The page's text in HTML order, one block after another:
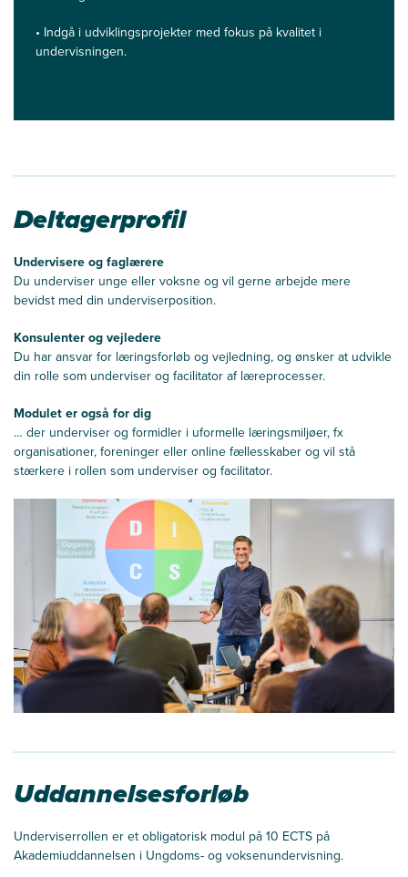
• Indgå i udviklingsprojekter med fokus på kvalitet i
undervisningen.
Deltagerprofil
Undervisere og faglærere
Du underviser unge eller voksne og vil gerne arbejde mere
bevidst med din underviserposition.
Konsulenter og vejledere
Du har ansvar for læringsforløb og vejledning, og ønsker at udvikle
din rolle som underviser og facilitator af læreprocesser.
Modulet er også for dig
… der underviserog formidler i uformelle læringsmiljøer, fx
organisationer, foreninger eller online fællesskaberog vil stå
stærkere i rollen som underviser og facilitator.
Uddannelsesforløb
Underviserrollen er et obligatorisk modul på 10 ECTS på
Akademiuddannelsen i Ungdoms- og voksenundervisning.